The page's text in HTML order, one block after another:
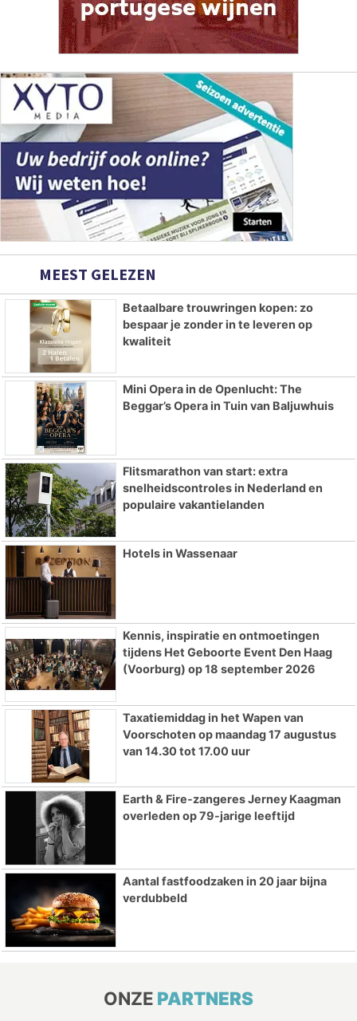
MEEST GELEZEN
Betaalbare trouwringen kopen: zo
bespaar je zonder in te leveren op
kwaliteit
Mini Opera in de Openlucht: The
Beggar’s Opera in Tuin van Baljuwhuis
Flitsmarathon van start: extra
snelheidscontroles in Nederland en
populaire vakantielanden
Hotels in Wassenaar
Kennis, inspiratie en ontmoetingen
tijdens Het Geboorte Event Den Haag
(Voorburg) op 18 september 2026
Taxatiemiddag in het Wapen van
Voorschoten op maandag 17 augustus
van 14.30 tot 17.00 uur
Earth & Fire-zangeres Jerney Kaagman
overleden op 79-jarige leeftijd
Aantal fastfoodzaken in 20 jaar bijna
verdubbeld
ONZE PARTNERS